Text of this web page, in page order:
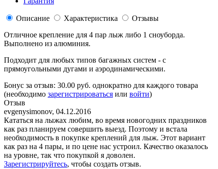
Описание Характеристика
Отзывы
Отличное крепление для 4 пар лыж либо 1 сноуборда.
Выполнено из алюминия.
Подходит для любых типов багажных систем - с
прямоугольными дугами и аэродинамическими.
Бонус за отзыв: 30.00 руб. однократно для каждого товара
(необходимо зарегистрироваться или войти)
Отзыв
evgenysimonov, 04.12.2016
Кататься на лыжах любим, во время новогодних праздников
как раз планируем совершить выезд. Поэтому и встала
необходимость в покупке креплений для лыж. Этот вариант
как раз на 4 пары, и по цене нас устроил. Качество оказалось
на уровне, так что покупкой я доволен.
Зарегистрируйтесь, чтобы создать отзыв.